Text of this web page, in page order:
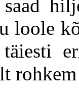
saad
loole